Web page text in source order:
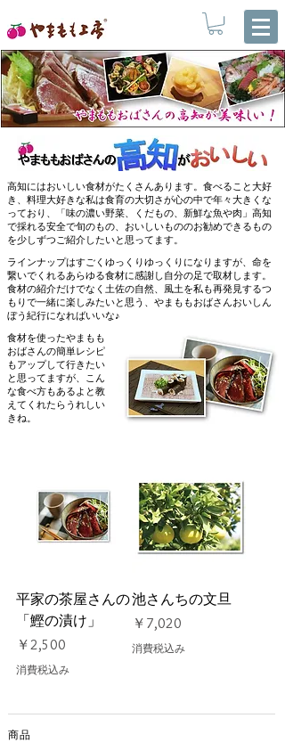
高知にはおいしい食材がたくさんあります。食べること大好
き、料理大好きな私は食育の大切さが心の中で年々大きくな
っており、「味の濃い野菜、くだもの、新鮮な魚や肉」高知
で採れる安全で旬のもの、おいしいもののお勧めできるもの
を少しずつご紹介したいと思ってます。
ラインナップはすごくゆっくりゆっくりになりますが、命を
繋いでくれるあらゆる食材に感謝し自分の足で取材します。
食材の紹介だけでなく土佐の自然、風土を私も再発見するつ
もりで一緒に楽しみたいと思う、やまももおばさんおいしん
ぼう紀行になればいいな♪
食材を使ったやまもも
おばさんの簡単レシピ
もアップして行きたい
と思ってますが、こん
な食べ方もあるよと教
えてくれたらうれしい
きね。
平家の茶屋さんの
「鰹の漬け」
価格
￥2,500
消費税込み
池さんちの文旦
価格
￥7,020
消費税込み
商品